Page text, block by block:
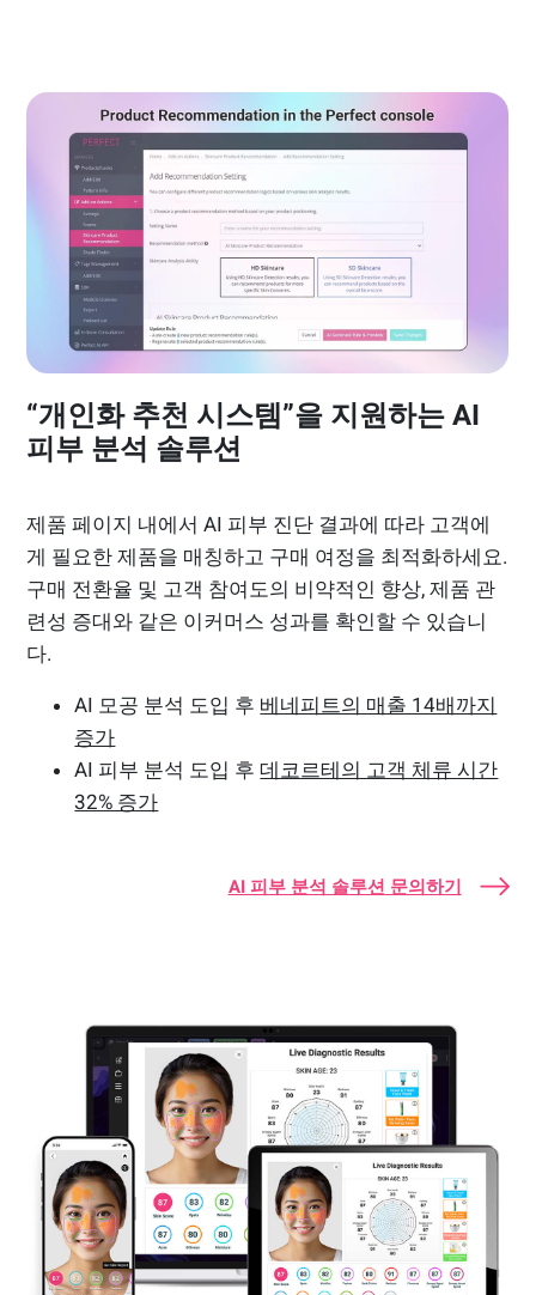
“개인화 추천 시스템”을 지원하는 AI
피부 분석 솔루션
제품 페이지 내에서 AI 피부 진단 결과에 따라 고객에
게 필요한 제품을 매칭하고 구매 여정을 최적화하세요.
구매 전환율 및 고객 참여도의 비약적인 향상, 제품 관
련성 증대와 같은 이커머스 성과를 확인할 수 있습니
다.
AI 모공 분석 도입 후 베네피트의 매출 14배까지
증가
AI 피부 분석 도입 후데코르테의 고객 체류 시간
32% 증가
AI 피부 분석 솔루션 문의하기